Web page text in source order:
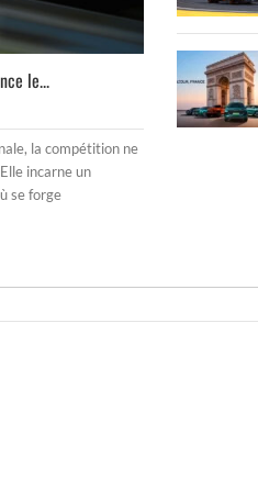
le...
la compétition ne
incarne un
se forge